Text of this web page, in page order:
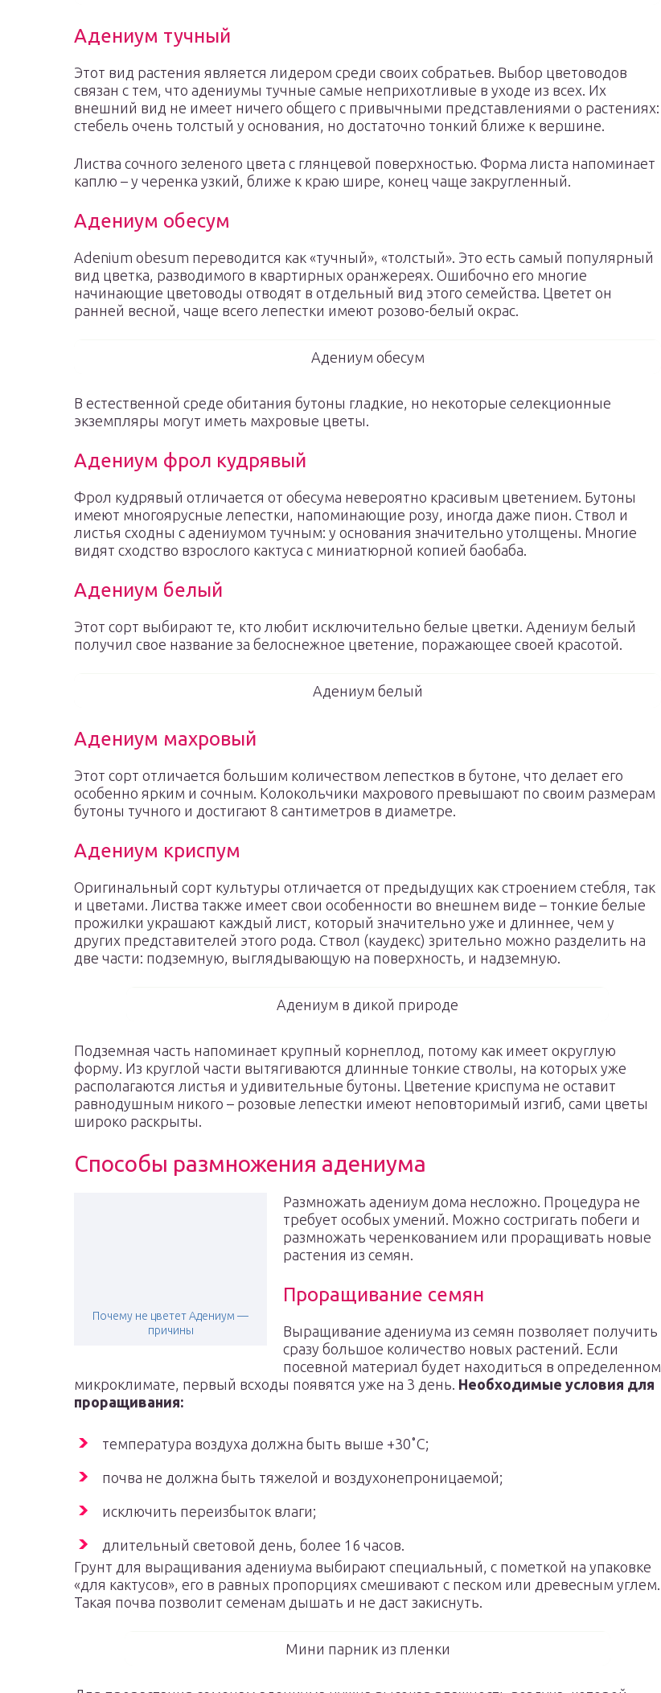
Адениум тучный
Этот вид растения является лидером среди своих собратьев. Выбор цветоводов
связан с тем, что адениумы тучные самые неприхотливые в уходе из всех. Их
внешний вид не имеет ничего общего с привычными представлениями о растениях:
стебель очень толстый у основания, но достаточно тонкий ближе к вершине.
Листва сочного зеленого цвета с глянцевой поверхностью. Форма листа напоминает
каплю – у черенка узкий, ближе к краю шире, конец чаще закругленный.
Адениум обесум
Adenium obesum переводится как «тучный», «толстый». Это есть самый популярный
вид цветка, разводимого в квартирных оранжереях. Ошибочно его многие
начинающие цветоводы отводят в отдельный вид этого семейства. Цветет он
ранней весной, чаще всего лепестки имеют розово-белый окрас.
Адениум обесум
В естественной среде обитания бутоны гладкие, но некоторые селекционные
экземпляры могут иметь махровые цветы.
Адениум фрол кудрявый
Фрол кудрявый отличается от обесума невероятно красивым цветением. Бутоны
имеют многоярусные лепестки, напоминающие розу, иногда даже пион. Ствол и
листья сходны с адениумом тучным: у основания значительно утолщены. Многие
видят сходство взрослого кактуса с миниатюрной копией баобаба.
Адениум белый
Этот сорт выбирают те, кто любит исключительно белые цветки. Адениум белый
получил свое название за белоснежное цветение, поражающее своей красотой.
Адениум белый
Адениум махровый
Этот сорт отличается большим количеством лепестков в бутоне, что делает его
особенно ярким и сочным. Колокольчики махрового превышают по своим размерам
бутоны тучного и достигают 8 сантиметров в диаметре.
Адениум криспум
Оригинальный сорт культуры отличается от предыдущих как строением стебля, так
и цветами. Листва также имеет свои особенности во внешнем виде – тонкие белые
прожилки украшают каждый лист, который значительно уже и длиннее, чем у
других представителей этого рода. Ствол (каудекс) зрительно можно разделить на
две части: подземную, выглядывающую на поверхность, и надземную.
Адениум в дикой природе
Подземная часть напоминает крупный корнеплод, потому как имеет округлую
форму. Из круглой части вытягиваются длинные тонкие стволы, на которых уже
располагаются листья и удивительные бутоны. Цветение криспума не оставит
равнодушным никого – розовые лепестки имеют неповторимый изгиб, сами цветы
широко раскрыты.
Способы размножения адениума
Почему не цветет Адениум —
причины
Размножать адениум дома несложно. Процедура не
требует особых умений. Можно состригать побеги и
размножать черенкованием или проращивать новые
растения из семян.
Проращивание семян
Выращивание адениума из семян позволяет получить
сразу большое количество новых растений. Если
посевной материал будет находиться в определенном
микроклимате, первый всходы появятся уже на 3 день. Необходимые условия для
проращивания:
температура воздуха должна быть выше +30˚С;
почва не должна быть тяжелой и воздухонепроницаемой;
исключить переизбыток влаги;
длительный световой день, более 16 часов.
Грунт для выращивания адениума выбирают специальный, с пометкой на упаковке
«для кактусов», его в равных пропорциях смешивают с песком или древесным углем.
Такая почва позволит семенам дышать и не даст закиснуть.
Мини парник из пленки